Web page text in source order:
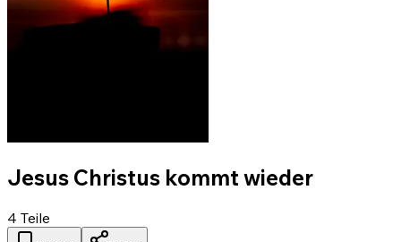
Jesus Christus kommt wieder
4 Teile